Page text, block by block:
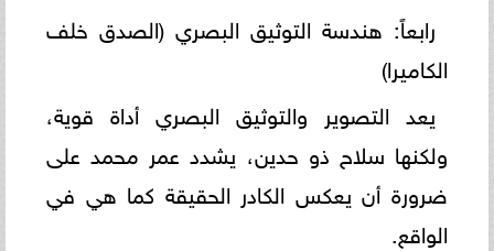
رابعاً: هندسة التوثيق البصري (الصدق خلف
الكاميرا)
يعد التصوير والتوثيق البصري أداة قوية،
ولكنها سلاح ذو حدين، يشدد عمر محمد على
ضرورة أن يعكس الكادر الحقيقة كما هي في
الواقع.